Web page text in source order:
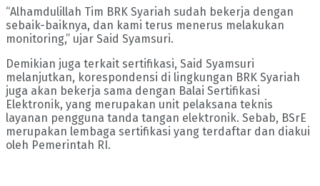
“Alhamdulillah Tim BRK Syariah sudah bekerja dengan
sebaik-baiknya, dan kami terus menerus melakukan
monitoring,” ujar Said Syamsuri.
Demikian juga terkait sertifikasi, Said Syamsuri
melanjutkan, korespondensi di lingkungan BRK Syariah
juga akan bekerja sama dengan Balai Sertifikasi
Elektronik, yang merupakan unit pelaksana teknis
layanan pengguna tanda tangan elektronik. Sebab, BSrE
merupakan lembaga sertifikasi yang terdaftar dan diakui
oleh Pemerintah RI.